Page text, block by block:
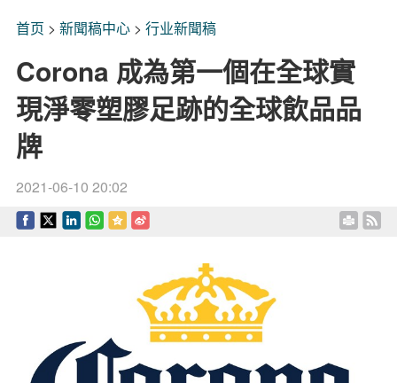
首页 > 新聞稿中心> 行业新聞稿
Corona 成為第一個在全球實
現淨零塑膠足跡的全球飲品品
牌
2021-06-10 20:02